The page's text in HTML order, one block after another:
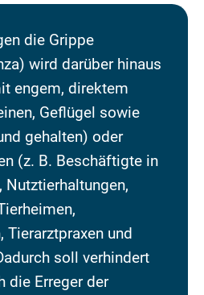
die Grippe
wird darüber hinaus
engem, direktem
Geflügel sowie
gehalten) oder
(z. B. Beschäftigte in
Nutztierhaltungen,
und
soll verhindert
die Erreger der